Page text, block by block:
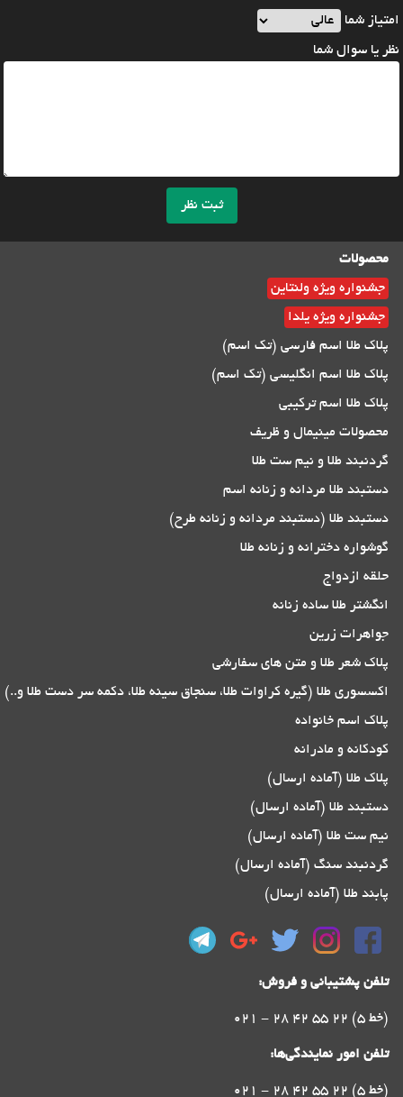
امتیاز شما
نظر یا سوال شما
ثبت نظر
محصولات
جشنواره ویژه ولنتاین
جشنواره ویژه یلدا
پلاک طلا اسم فارسی (تک اسم)
پلاک طلا اسم انگلیسی (تک اسم)
پلاک طلا اسم ترکیبی
محصولات مینیمال و ظریف
گردنبند طلا و نیم ست طلا
دستبند طلا مردانه و زنانه اسم
دستبند طلا (دستبند مردانه و زنانه طرح)
گوشواره دخترانه و زنانه طلا
حلقه ازدواج
انگشتر طلا ساده زنانه
جواهرات زرین
پلاک شعر طلا و متن های سفارشی
اکسسوری طلا (گیره کراوات طلا، سنجاق سینه طلا، دکمه سر دست طلا و..)
پلاک اسم خانواده
کودکانه و مادرانه
پلاک طلا (آماده ارسال)
دستبند طلا (آماده ارسال)
نیم ست طلا (آماده ارسال)
گردنبند سنگ (آماده ارسال)
پابند طلا (آماده ارسال)
تلفن پشتیبانی و فروش:
021 - 28 42 55 22 (5 خط)
تلفن امور نمایندگی‌ها:
021 - 28 42 55 22 (5 خط)